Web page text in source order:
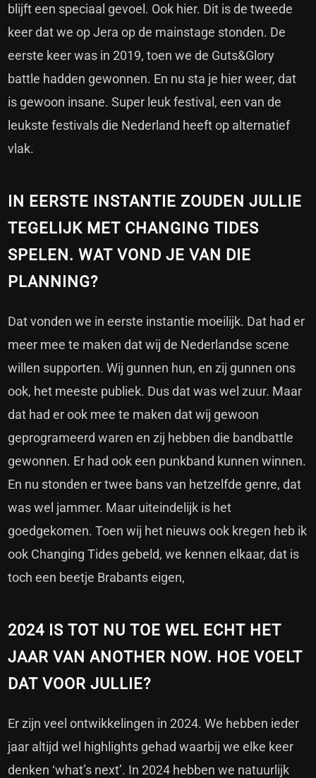
blijft een speciaal gevoel. Ook hier. Dit is de tweede
keer dat we op Jera op de mainstage stonden. De
eerste keer was in 2019, toen we de Guts&Glory
battle hadden gewonnen. En nu sta je hier weer, dat
is gewoon insane. Super leuk festival, een van de
leukste festivals die Nederland heeft op alternatief
vlak.
IN EERSTE INSTANTIE ZOUDEN JULLIE
TEGELIJK MET CHANGING TIDES
SPELEN. WAT VOND JE VAN DIE
PLANNING?
Dat vonden we in eerste instantie moeilijk. Dat had er
meer mee te maken dat wij de Nederlandse scene
willen supporten. Wij gunnen hun, en zij gunnen ons
ook, het meeste publiek. Dus dat was wel zuur. Maar
dat had er ook mee te maken dat wij gewoon
geprogrameerd waren en zij hebben die bandbattle
gewonnen. Er had ook een punkband kunnen winnen.
En nu stonden er twee bans van hetzelfde genre, dat
was wel jammer. Maar uiteindelijk is het
goedgekomen. Toen wij het nieuws ook kregen heb ik
ook Changing Tides gebeld, we kennen elkaar, dat is
toch een beetje Brabants eigen,
2024 IS TOT NU TOE WEL ECHT HET
JAAR VAN ANOTHER NOW. HOE VOELT
DAT VOOR JULLIE?
Er zijn veel ontwikkelingen in 2024. We hebben ieder
jaar altijd wel highlights gehad waarbij we elke keer
denken ‘what’s next’. In 2024 hebben we natuurlijk